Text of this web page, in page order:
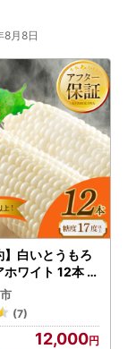
8月8日
】白いとうもろ
ホワイト 12本 3.
8月下旬から
とうもろこし
(7)
12,000